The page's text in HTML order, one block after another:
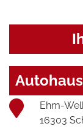
Ehm-
16303